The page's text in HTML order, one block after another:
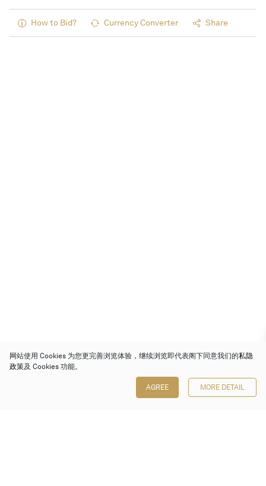
How to Bid? Currency Converter Share
网站使用 Cookies 为您更完善浏览体验，继续浏览即代表阁下同意我们的私隐
政策及 Cookies 功能。
AGREE MORE DETAIL